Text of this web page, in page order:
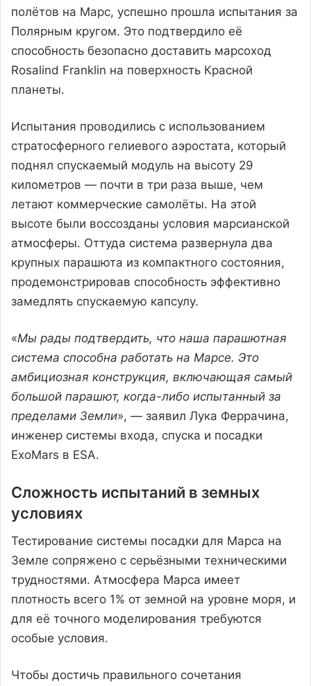
полётов на Марс, успешно прошла испытания за
Полярным кругом. Это подтвердило её
способность безопасно доставить марсоход
Rosalind Franklin на поверхность Красной
планеты.
Испытания проводились с использованием
стратосферного гелиевого аэростата, который
поднял спускаемый модуль на высоту 29
километров — почти в три раза выше, чем
летают коммерческие самолёты. На этой
высоте были воссозданы условия марсианской
атмосферы. Оттуда система развернула два
крупных парашюта из компактного состояния,
продемонстрировав способность эффективно
замедлять спускаемую капсулу.
«Мы рады подтвердить, что наша парашютная
система способна работать на Марсе. Это
амбициозная конструкция, включающая самый
большой парашют, когда-либо испытанный за
пределами Земли», — заявил Лука Феррачина,
инженер системы входа, спуска и посадки
ExoMars в ESA.
Сложность испытаний в земных
условиях
Тестирование системы посадки для Марса на
Земле сопряжено с серьёзными техническими
трудностями. Атмосфера Марса имеет
плотность всего 1% от земной на уровне моря, и
для её точного моделирования требуются
особые условия.
Чтобы достичь правильного сочетания